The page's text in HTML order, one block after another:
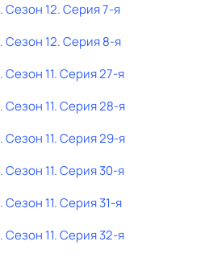
. Сезон 12. Серия 7-я
. Сезон 12. Серия 8-я
. Сезон 11. Серия 27-я
. Сезон 11. Серия 28-я
. Сезон 11. Серия 29-я
. Сезон 11. Серия 30-я
. Сезон 11. Серия 31-я
. Сезон 11. Серия 32-я